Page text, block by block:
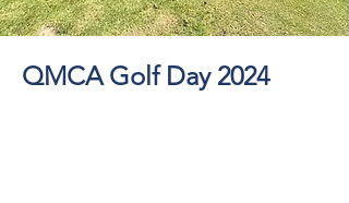
QMCA Golf Day 2024